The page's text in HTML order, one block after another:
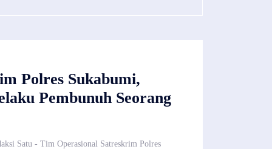
Polres Sukabumi,
Pembunuh Seorang
Satu - Tim Operasional Satreskrim Polres